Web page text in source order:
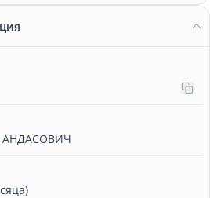
АНДАСОВИЧ